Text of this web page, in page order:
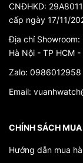
CNĐHKD:
cấp ngày 17/11/
Địa chỉ Showroom:
Hà Nội - TP HCM -
Zalo: 0986012958
Email:
CHÍNH SÁCH
Hướng dẫn mua